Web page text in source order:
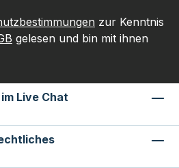
zur Kenntnis
gelesen und bin mit ihnen
Live Chat